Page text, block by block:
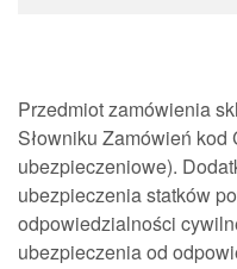
Przedmiot zamówienia
Słowniku Zamówień kod
ubezpieczeniowe).
ubezpieczenia statków
odpowiedzialności
ubezpieczenia od